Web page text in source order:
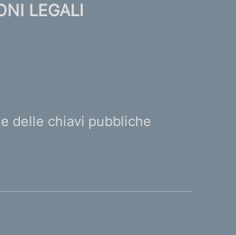
LEGALI
delle chiavi pubbliche